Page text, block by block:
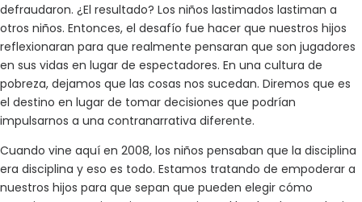
defraudaron. ¿El resultado? Los niños lastimados lastiman a
otros niños. Entonces, el desafío fue hacer que nuestros hijos
reflexionaran para que realmente pensaran que son jugadores
en sus vidas en lugar de espectadores. En una cultura de
pobreza, dejamos que las cosas nos sucedan. Diremos que es
el destino en lugar de tomar decisiones que podrían
impulsarnos a una contranarrativa diferente.
Cuando vine aquí en 2008, los niños pensaban que la disciplina
era disciplina y eso es todo. Estamos tratando de empoderar a
nuestros hijos para que sepan que pueden elegir cómo